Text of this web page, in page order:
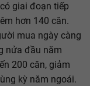
giai đoạn tiếp
hơn 140 căn.
mua ngày càng
nửa đầu năm
200 căn, giảm
kỳ năm ngoái.